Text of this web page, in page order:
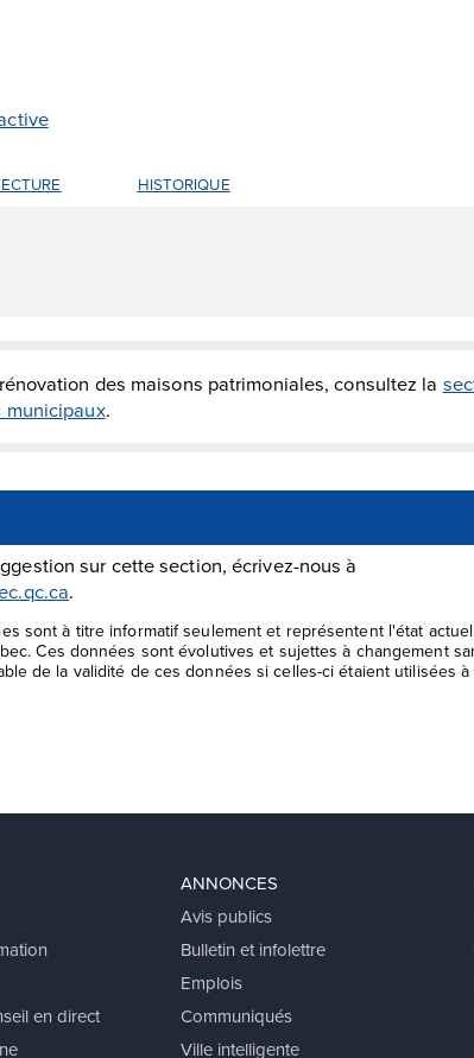
HISTORIQUE
des maisons patrimoniales, consultez la
municipaux.
sur cette section, écrivez-nous à
.
sont à titre informatif seulement et représentent l'état
Ces données sont évolutives et sujettes à changement
de la validité de ces données si celles-ci étaient utilisées
ami
en direct
ANNONCES
Avis publics
Bulletin et infolettre
Emplois
Communiqués
Ville intelligente